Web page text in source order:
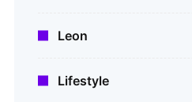
Leon
Lifestyle